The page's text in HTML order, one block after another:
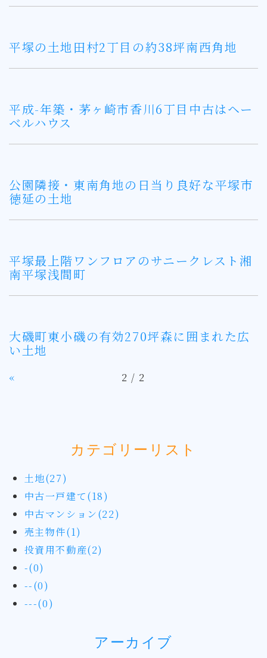
平塚の土地田村2丁目の約38坪南西角地
平成-年築・茅ヶ崎市香川6丁目中古はヘー
ベルハウス
公園隣接・東南角地の日当り良好な平塚市
徳延の土地
平塚最上階ワンフロアのサニークレスト湘
南平塚浅間町
大磯町東小磯の有効270坪森に囲まれた広
い土地
« 2 / 2
カテゴリーリスト
土地(27)
中古一戸建て(18)
中古マンション(22)
売主物件(1)
投資用不動産(2)
-(0)
--(0)
---(0)
アーカイブ